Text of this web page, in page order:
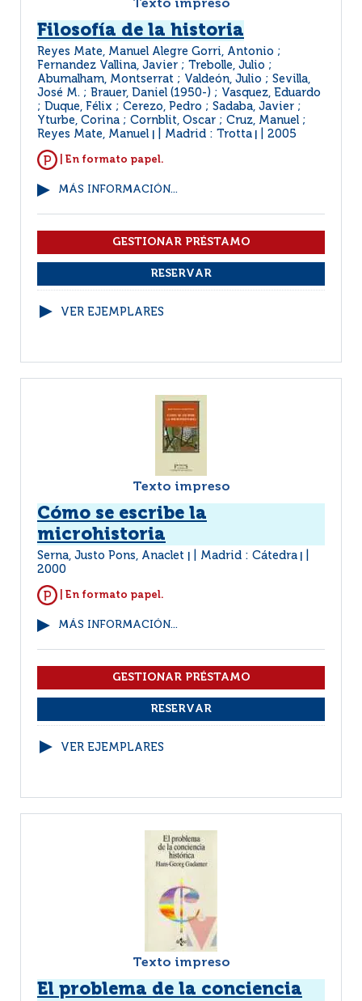
Texto impreso
Filosofía de la historia
Reyes Mate, Manuel Alegre Gorri, Antonio ;
Fernandez Vallina, Javier ; Trebolle, Julio ;
Abumalham, Montserrat ; Valdeón, Julio ; Sevilla,
José M. ; Brauer, Daniel (1950-) ; Vasquez, Eduardo
; Duque, Félix ; Cerezo, Pedro ; Sadaba, Javier ;
Yturbe, Corina ; Cornblit, Oscar ; Cruz, Manuel ;
Reyes Mate, Manuel
Madrid : Trotta 2005
| En formato papel.
MÁS INFORMACIÓN...
VER EJEMPLARES
Texto impreso
Cómo se escribe la
microhistoria
Serna, Justo Pons, Anaclet Madrid : Cátedra
2000
| En formato papel.
MÁS INFORMACIÓN...
VER EJEMPLARES
Texto impreso
El problema de la conciencia